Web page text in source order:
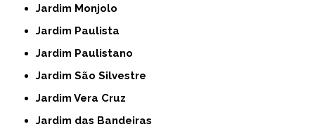
Jardim Monjolo
Jardim Paulista
Jardim Paulistano
Jardim São Silvestre
Jardim Vera Cruz
Jardim das Bandeiras